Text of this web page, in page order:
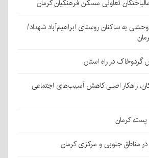
تعاونی مسکن فرهنگیان کرمان
به ساکنان روستای ابراهیم‌آباد شهداد/
در راه استان
راهکار اصلی کاهش آسیب‌های اجتماعی
کرمان
در مناطق جنوبی و مرکزی کرمان